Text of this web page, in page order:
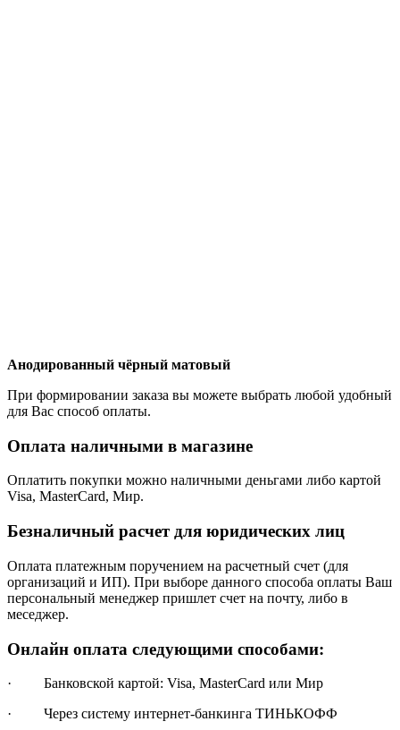
Анодированный чёрный матовый
При формировании заказа вы можете выбрать любой удобный
для Вас способ оплаты.
Оплата наличными в магазине
Оплатить покупки можно наличными деньгами либо картой
Visa, MasterCard, Мир.
Безналичный расчет для юридических лиц
Оплата платежным поручением на расчетный счет (для
организаций и ИП). При выборе данного способа оплаты Ваш
персональный менеджер пришлет счет на почту, либо в
меседжер.
Онлайн оплата следующими способами:
· Банковской картой: Visa, MasterCard или Мир
· Через систему интернет-банкинга ТИНЬКОФФ